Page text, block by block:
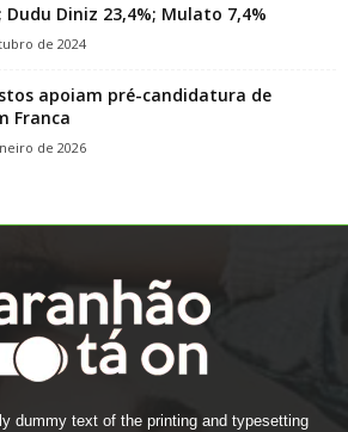
Dudu Diniz 23,4%; Mulato 7,4%
de 2024
apoiam pré-candidatura de
Franca
de 2026
dummy text of the printing and typesetting